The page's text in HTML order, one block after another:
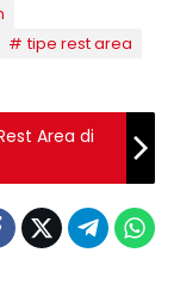
tipe rest area
Area di